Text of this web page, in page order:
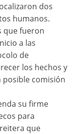
dos
humanos.
que fueron
a las
de
los hechos y
posible comisión
su firme
para
que